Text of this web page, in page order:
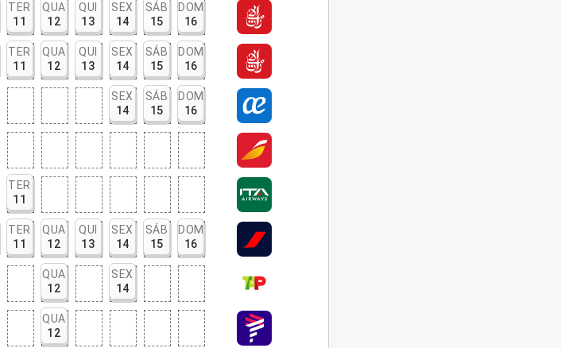
TER
11
QUA
12
QUI
13
SEX
14
SÁB
15
DOM
16
TER
11
QUA
12
QUI
13
SEX
14
SÁB
15
DOM
16
SEX
14
SÁB
15
DOM
16
TER
11
TER
11
QUA
12
QUI
13
SEX
14
SÁB
15
DOM
16
QUA
12
SEX
14
QUA
12